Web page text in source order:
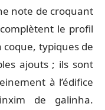
note de croquant
le profil
typiques de
ajouts ; ils sont
à l’édifice
de galinha.